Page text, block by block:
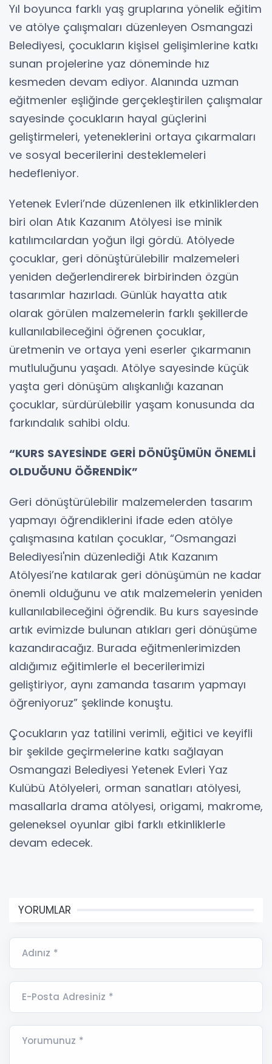
Yıl boyunca farklı yaş gruplarına yönelik eğitim
ve atölye çalışmaları düzenleyen Osmangazi
Belediyesi, çocukların kişisel gelişimlerine katkı
sunan projelerine yaz döneminde hız
kesmeden devam ediyor. Alanında uzman
eğitmenler eşliğinde gerçekleştirilen çalışmalar
sayesinde çocukların hayal güçlerini
geliştirmeleri, yeteneklerini ortaya çıkarmaları
ve sosyal becerilerini desteklemeleri
hedefleniyor.
Yetenek Evleri’nde düzenlenen ilk etkinliklerden
biri olan Atık Kazanım Atölyesi ise minik
katılımcılardan yoğun ilgi gördü. Atölyede
çocuklar, geri dönüştürülebilir malzemeleri
yeniden değerlendirerek birbirinden özgün
tasarımlar hazırladı. Günlük hayatta atık
olarak görülen malzemelerin farklı şekillerde
kullanılabileceğini öğrenen çocuklar,
üretmenin ve ortaya yeni eserler çıkarmanın
mutluluğunu yaşadı. Atölye sayesinde küçük
yaşta geri dönüşüm alışkanlığı kazanan
çocuklar, sürdürülebilir yaşam konusunda da
farkındalık sahibi oldu.
“KURS SAYESİNDE GERİ DÖNÜŞÜMÜN ÖNEMLİ
OLDUĞUNU ÖĞRENDİK”
Geri dönüştürülebilir malzemelerden tasarım
yapmayı öğrendiklerini ifade eden atölye
çalışmasına katılan çocuklar, “Osmangazi
Belediyesi'nin düzenlediği Atık Kazanım
Atölyesi’ne katılarak geri dönüşümün ne kadar
önemli olduğunu ve atık malzemelerin yeniden
kullanılabileceğini öğrendik. Bu kurs sayesinde
artık evimizde bulunan atıkları geri dönüşüme
kazandıracağız. Burada eğitmenlerimizden
aldığımız eğitimlerle el becerilerimizi
geliştiriyor, aynı zamanda tasarım yapmayı
öğreniyoruz” şeklinde konuştu.
Çocukların yaz tatilini verimli, eğitici ve keyifli
bir şekilde geçirmelerine katkı sağlayan
Osmangazi Belediyesi Yetenek Evleri Yaz
Kulübü Atölyeleri, orman sanatları atölyesi,
masallarla drama atölyesi, origami, makrome,
geleneksel oyunlar gibi farklı etkinliklerle
devam edecek.
YORUMLAR
Adınız *
E-Posta Adresiniz *
Yorumunuz *